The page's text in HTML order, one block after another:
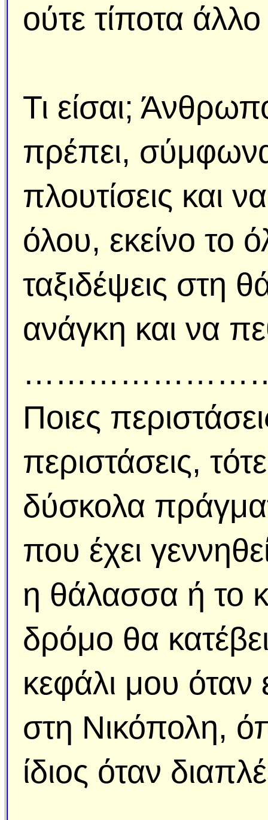
ούτε τίποτα
Τι είσαι;
πρέπει,
πλουτίσεις και
όλου, εκείνο το
ταξιδέψεις στη
ανάγκη και να
Ποιες
περιστάσεις,
δύσκολα
που έχει
η θάλασσα ή το
δρόμο θα
κεφάλι μου
στη Νικόπολη,
ίδιος όταν